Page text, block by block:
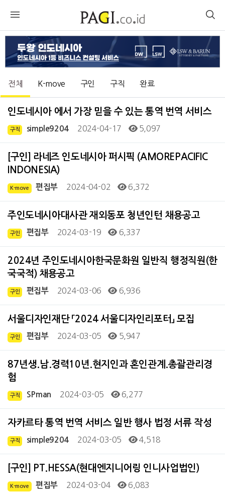
전체 K-move 구인 구직 완료
인도네시아 에서 가장 믿을 수 있는 통역 번역 서비스
구직 simple9204 2024-04-17 5,097
[구인] 라네즈 인도네시아 퍼시픽 (AMOREPACIFIC
INDONESIA)
K-move 편집부 2024-04-02 6,372
주인도네시아대사관 재외동포 청년인턴 채용공고
구인 편집부 2024-03-19 6,337
2024년 주인도네시아한국문화원 일반직 행정직원(한
국국적) 채용공고
구인 편집부 2024-03-06 6,936
서울디자인재단 「2024 서울디자인리포터」 모집
구인 편집부 2024-03-05 5,947
87년생.남.경력10년.현지인과 혼인관계.총괄관리경
험
구직 SPman 2024-03-05 6,277
자카르타 통역 번역 서비스 일반 행사 법정 서류 작성
구직 simple9204 2024-03-05 4,518
[구인] PT.HESSA(현대엔지니어링 인니사업법인)
K-move 편집부 2024-03-04 6,083